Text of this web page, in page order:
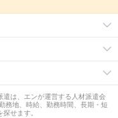
は、エンが運営する人材派遣会
務地、時給、勤務時間、長期・短
せます。